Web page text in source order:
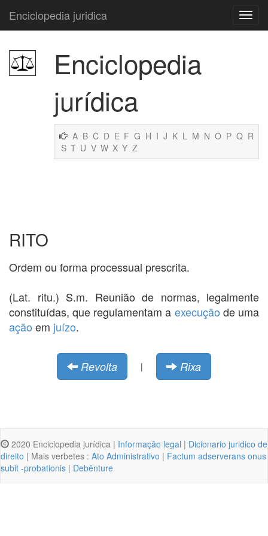
Enciclopedia juridica
Enciclopedia
jurídica
A B C D E F G H I J K L M N O P Q R
S T U V W X Y Z
RITO
Ordem ou forma processual prescrita.
(Lat. ritu.) S.m. Reunião de normas, legalmente
constituídas, que regulamentam a execução de uma
ação em juízo.
Revolta | Rixa
2020 Enciclopedia jurídica | Informação legal | Dicionario juridico de
direito | Mais verbetes : Ato Administrativo | Factum adserverans onus
subit -probationis | Debênture